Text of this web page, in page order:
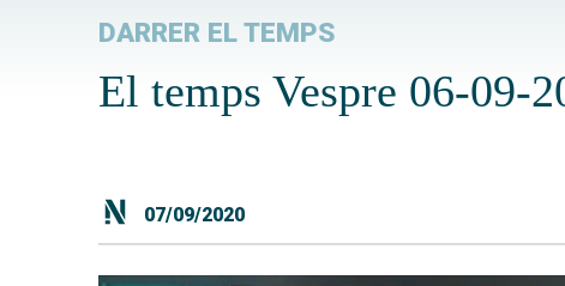
DARRER EL TEMPS
El temps Vespre 06-09-
07/09/2020